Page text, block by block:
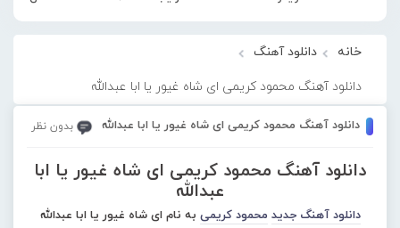
خانه دانلود آهنگ
دانلود آهنگ محمود کریمی ای شاه غیور یا ابا عبدالله
دانلود آهنگ محمود کریمی ای شاه غیور یا ابا عبدالله بدون نظر
دانلود آهنگ محمود کریمی ای شاه غیور یا ابا
عبدالله
دانلود آهنگ جدید محمود کریمی به نام ای شاه غیور یا ابا عبدالله